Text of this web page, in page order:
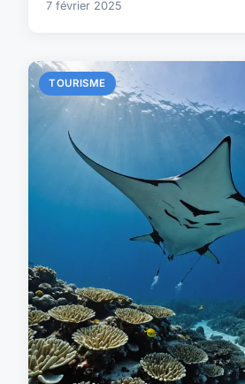
7 février 2025
TOURISME